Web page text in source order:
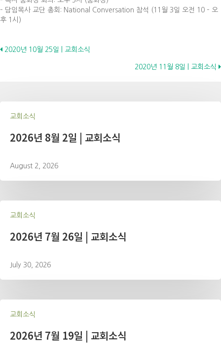
– 담임목사 교단 총회: National Conversation 참석 (11월 3일 오전 10 – 오
후 1시)
Posts
2020년 10월 25일 | 교회소식
2020년 11월 8일 | 교회소식
교회소식
2026년 8월 2일 | 교회소식
August 2, 2026
교회소식
2026년 7월 26일 | 교회소식
July 30, 2026
교회소식
2026년 7월 19일 | 교회소식